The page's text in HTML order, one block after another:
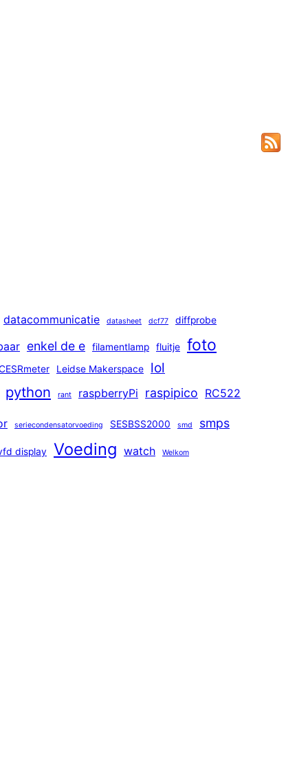
datacommunicatie datasheet dcf77 diffprobe
enkel de e filamentlamp fluitje foto
Leidse Makerspace lol
python rant raspberryPi raspipico RC522
seriecondensatorvoeding SESBSS2000 smd smps
display Voeding watch Welkom